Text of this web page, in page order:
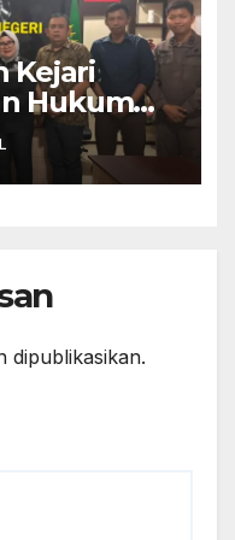
Kejari
Hukum
dipublikasikan.